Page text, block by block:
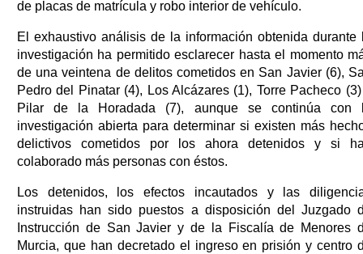
de placas de matrícula y robo interior de vehículo.
El exhaustivo análisis de la información obtenida durante
investigación ha permitido esclarecer hasta el momento
de una veintena de delitos cometidos en San Javier (6),
Pedro del Pinatar (4), Los Alcázares (1), Torre Pacheco
Pilar de la Horadada (7), aunque se continúa con
investigación abierta para determinar si existen más
delictivos cometidos por los ahora detenidos y si
colaborado más personas con éstos.
Los detenidos, los efectos incautados y las
instruidas han sido puestos a disposición del Juzgado
Instrucción de San Javier y de la Fiscalía de Menores
Murcia, que han decretado el ingreso en prisión y centro